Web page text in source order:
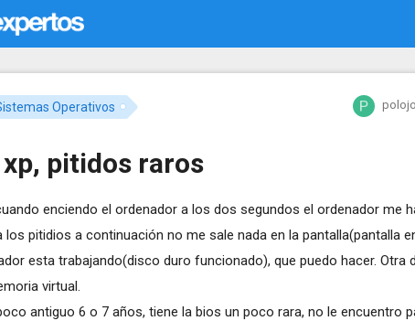
Operativos
pitidos raros
enciendo el ordenador a los dos segundos el ordenador me
los pitidios a continuación no me sale nada en la pantalla(pantalla
esta trabajando(disco duro funcionado), que puedo hacer. Otra
virtual.
antiguo 6 o 7 años, tiene la bios un poco rara, no le encuentro